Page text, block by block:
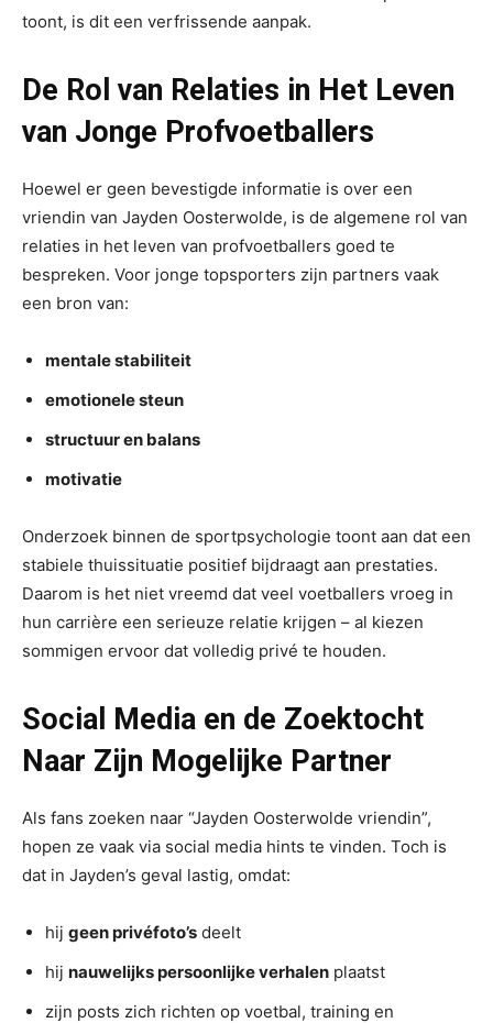
toont, is dit een verfrissende aanpak.
De Rol van Relaties in Het Leven
van Jonge Profvoetballers
Hoewel er geen bevestigde informatie is over een
vriendin van Jayden Oosterwolde, is de algemene rol van
relaties in het leven van profvoetballers goed te
bespreken. Voor jonge topsporters zijn partners vaak
een bron van:
mentale stabiliteit
emotionele steun
structuur en balans
motivatie
Onderzoek binnen de sportpsychologie toont aan dat een
stabiele thuissituatie positief bijdraagt aan prestaties.
Daarom is het niet vreemd dat veel voetballers vroeg in
hun carrière een serieuze relatie krijgen – al kiezen
sommigen ervoor dat volledig privé te houden.
Social Media en de Zoektocht
Naar Zijn Mogelijke Partner
Als fans zoeken naar “Jayden Oosterwolde vriendin”,
hopen ze vaak via social media hints te vinden. Toch is
dat in Jayden’s geval lastig, omdat:
hij geen privéfoto’s deelt
hij nauwelijks persoonlijke verhalen plaatst
zijn posts zich richten op voetbal, training en